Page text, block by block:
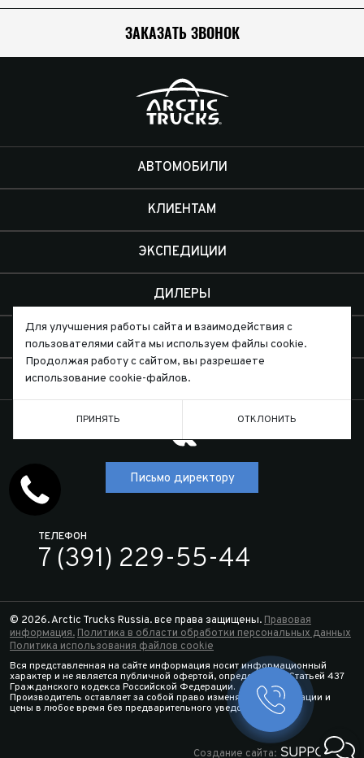
ЗАКАЗАТЬ ЗВОНОК
АВТОМОБИЛИ
КЛИЕНТАМ
ЭКСПЕДИЦИИ
ДИЛЕРЫ
КОНТАКТЫ
Письмо директору
ТЕЛЕФОН
7 (391) 229-55-44
© 2026. Arctic Trucks Russia. все права защищены. Правовая
информация. Политика в области обработки персональных данных
Политика использования файлов cookie
Вся представленная на сайте информация носит информационный
характер и не является публичной офертой, определяемой Статьей 437
Гражданского кодекса Российской Федерации.
Производитель оставляет за собой право изменять спецификации и
цены в любое время без предварительного уведомления.
Создание сайта:
Заказать
Для улучшения работы сайта и взаимодействия с
пользователями сайта мы используем файлы cookie.
Продолжая работу с сайтом, вы разрешаете
использование cookie-файлов.
ПРИНЯТЬ ОТКЛОНИТЬ